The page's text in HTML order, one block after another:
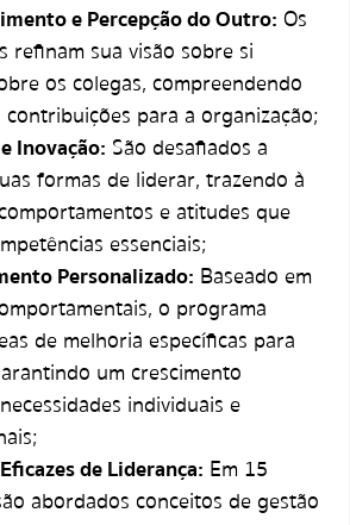
e Percepção do Outro: Os
refinam sua visão sobre si
os colegas, compreendendo
para a organização;
Inovação: São desafiados a
formas de liderar, trazendo à
e atitudes que
essenciais;
Personalizado: Baseado em
o programa
de melhoria específicas para
um crescimento
individuais e
de Liderança: Em 15
abordados conceitos de gestão